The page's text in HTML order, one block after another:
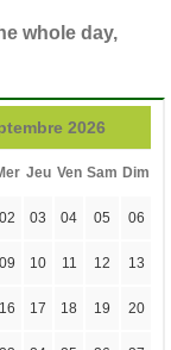
whole day,
2026
Jeu Ven Sam Dim
02 03 04 05 06
09 10 11 12 13
16 17 18 19 20